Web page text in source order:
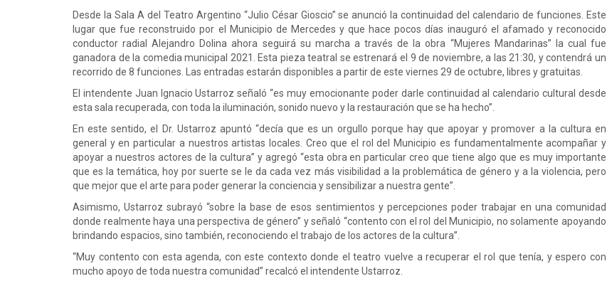
Desde la Sala A del Teatro Argentino “Julio César Gioscio” se anunció la continuidad del calendario de funciones. Este
lugar que fue reconstruido por el Municipio de Mercedes y que hace pocos días inauguró el afamado y reconocido
conductor radial Alejandro Dolina ahora seguirá su marcha a través de la obra “Mujeres Mandarinas” la cual fue
ganadora de la comedia municipal 2021. Esta pieza teatral se estrenará el 9 de noviembre, a las 21:30, y contendrá un
recorrido de 8 funciones. Las entradas estarán disponibles a partir de este viernes 29 de octubre, libres y gratuitas.
El intendente Juan Ignacio Ustarroz señaló “es muy emocionante poder darle continuidad al calendario cultural desde
esta sala recuperada, con toda la iluminación, sonido nuevo y la restauración que se ha hecho”.
En este sentido, el Dr. Ustarroz apuntó “decía que es un orgullo porque hay que apoyar y promover a la cultura en
general y en particular a nuestros artistas locales. Creo que el rol del Municipio es fundamentalmente acompañar y
apoyar a nuestros actores de la cultura” y agregó “esta obra en particular creo que tiene algo que es muy importante
que es la temática, hoy por suerte se le da cada vez más visibilidad a la problemática de género y a la violencia, pero
que mejor que el arte para poder generar la conciencia y sensibilizar a nuestra gente”.
Asimismo, Ustarroz subrayó “sobre la base de esos sentimientos y percepciones poder trabajar en una comunidad
donde realmente haya una perspectiva de género” y señaló “contento con el rol del Municipio, no solamente apoyando
brindando espacios, sino también, reconociendo el trabajo de los actores de la cultura”.
“Muy contento con esta agenda, con este contexto donde el teatro vuelve a recuperar el rol que tenía, y espero con
mucho apoyo de toda nuestra comunidad” recalcó el intendente Ustarroz.